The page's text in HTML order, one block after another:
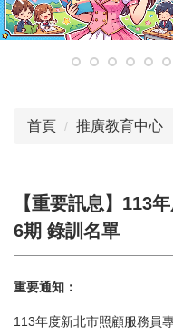
首頁 推廣教育中心
【重要訊息】113
6期 錄訓名單
重要通知：
113年度新北市照顧服務員